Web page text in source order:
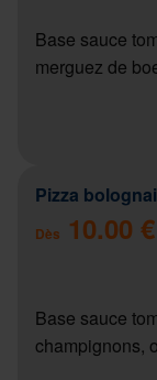
Base sauce
merguez de
Pizza
Dès 10.00 €
Base sauce
champignons,